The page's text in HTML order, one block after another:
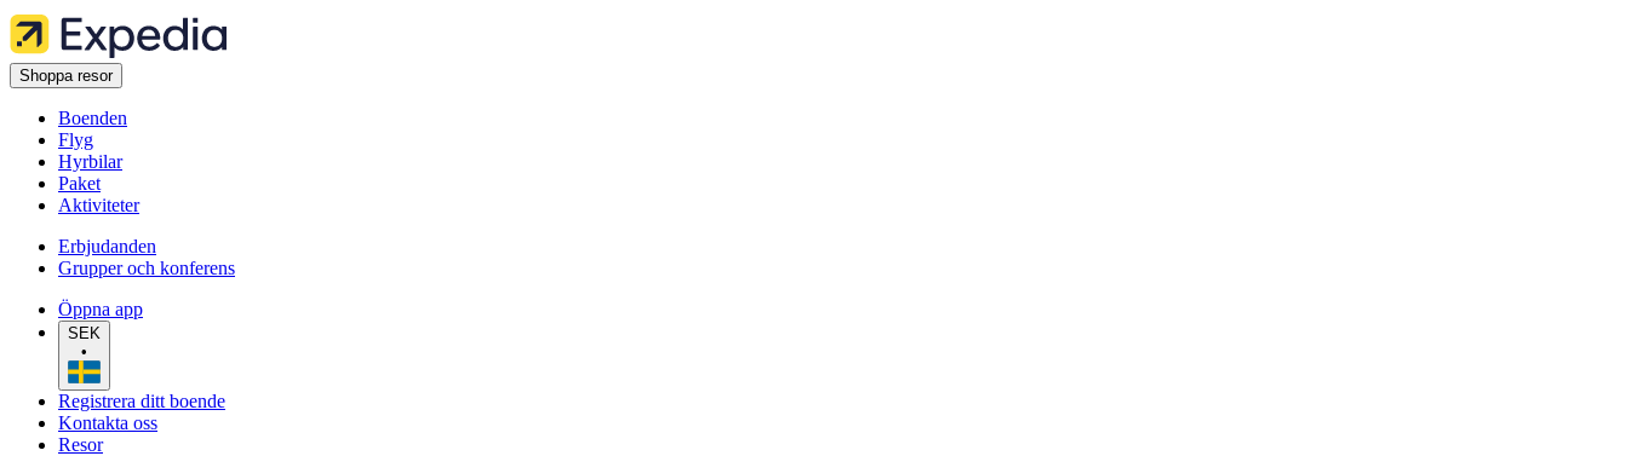
Shoppa resor
Boenden
Flyg
Hyrbilar
Paket
Aktiviteter
Erbjudanden
Grupper och konferens
Öppna app
SEK
•
Registrera ditt boende
Kontakta oss
Resor